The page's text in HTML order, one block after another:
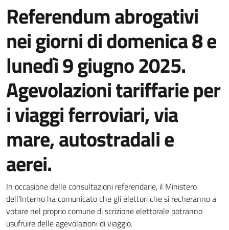
Referendum abrogativi
nei giorni di domenica 8 e
lunedì 9 giugno 2025.
Agevolazioni tariffarie per
i viaggi ferroviari, via
mare, autostradali e
aerei.
Dettagli della notizia
In occasione delle consultazioni referendarie, il Ministero
dell'Interno ha comunicato che gli elettori che si recheranno a
votare nel proprio comune di scrizione elettorale potranno
usufruire delle agevolazioni di viaggio.